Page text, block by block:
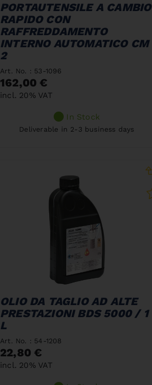
PORTAUTENSILE A CAMBIO
RAPIDO CON
RAFFREDDAMENTO
INTERNO AUTOMATICO CM
2
Art. No. : 53-1096
162,00 €
incl. 20% VAT
In Stock
Deliverable in 2-3 business days
OLIO DA TAGLIO AD ALTE
PRESTAZIONI BDS 5000 / 1
L
Art. No. : 54-1208
22,80 €
incl. 20% VAT